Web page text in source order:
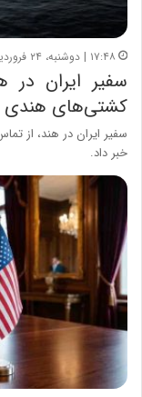
۱۷:۴۸ | دوشنبه، ۲۴ فروردین ۱۴۰۵
سفیر ایران در
کشتی‌های هندی
سفیر ایران در هند، از
خبر داد.